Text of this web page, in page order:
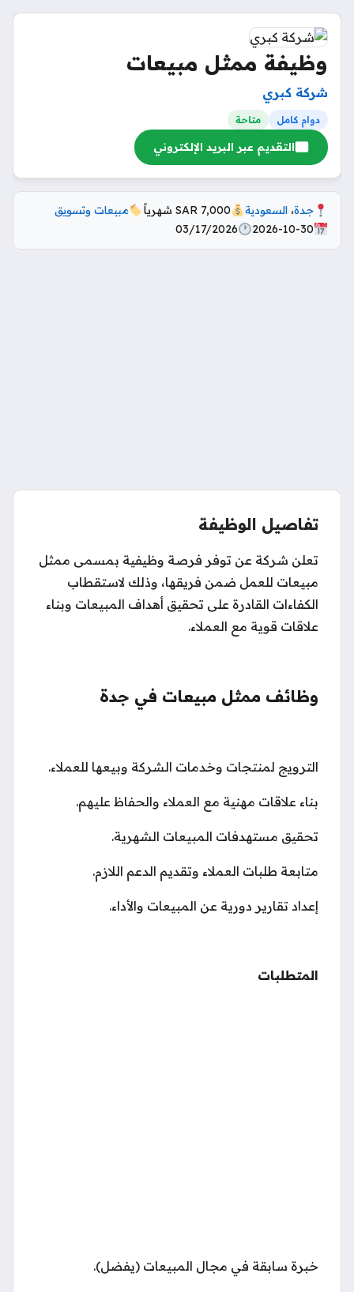
وظيفة ممثل مبيعات
شركة كبري
دوام كامل متاحة
التقديم عبر البريد الإلكتروني
جدة،السعودية 7,000 SAR شهرياً
مبيعات وتسويق
2026-10-30
03/17/2026
تفاصيل الوظيفة
تعلن شركة عن توفر فرصة وظيفية بمسمى ممثل
مبيعات للعمل ضمن فريقها، وذلك لاستقطاب
الكفاءات القادرة على تحقيق أهداف المبيعات وبناء
علاقات قوية مع العملاء.
وظائف ممثل مبيعات في جدة
الترويج لمنتجات وخدمات الشركة وبيعها للعملاء.
بناء علاقات مهنية مع العملاء والحفاظ عليهم.
تحقيق مستهدفات المبيعات الشهرية.
متابعة طلبات العملاء وتقديم الدعم اللازم.
إعداد تقارير دورية عن المبيعات والأداء.
المتطلبات
خبرة سابقة في مجال المبيعات (يفضل).